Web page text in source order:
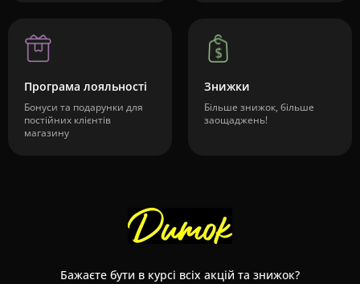
Програма лояльності
Бонуси та подарунки для
постійних клієнтів
магазину
Знижки
Більше знижок, більше
заощаджень!
Бажаєте бути в курсі всіх акцій та знижок?